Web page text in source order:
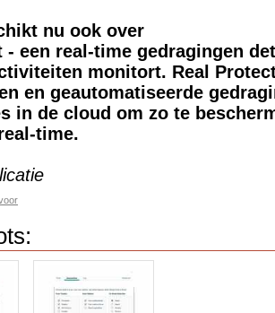
nu ook over
- een real-time gedragingen
monitort. Real
en geautomatiseerde
in de cloud om zo te
time.